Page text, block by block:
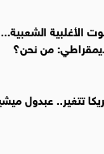
الأغلبية الشعبية...
من نحن؟
تتغير.. عبدول